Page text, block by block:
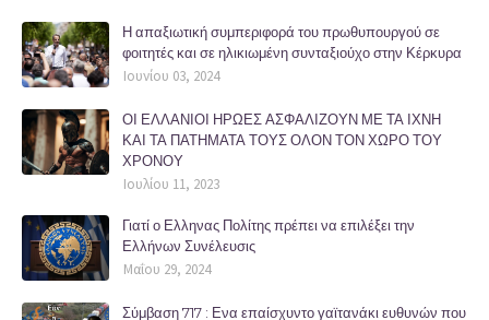
Η απαξιωτική συμπεριφορά του πρωθυπουργού σε
φοιτητές και σε ηλικιωμένη συνταξιούχο στην Κέρκυρα
Ιουνίου 03, 2024
ΟΙ ΕΛΛΑΝΙΟΙ ΗΡΩΕΣ ΑΣΦΑΛΙΖΟΥΝ ΜΕ ΤΑ ΙΧΝΗ
ΚΑΙ ΤΑ ΠΑΤΗΜΑΤΑ ΤΟΥΣ ΟΛΟΝ ΤΟΝ ΧΩΡΟ ΤΟΥ
ΧΡΟΝΟΥ
Ιουλίου 11, 2023
Γιατί ο Ελληνας Πολίτης πρέπει να επιλέξει την
Ελλήνων Συνέλευσις
Μαΐου 29, 2024
Σύμβαση 717 : Ενα επαίσχυντο γαϊτανάκι ευθυνών που